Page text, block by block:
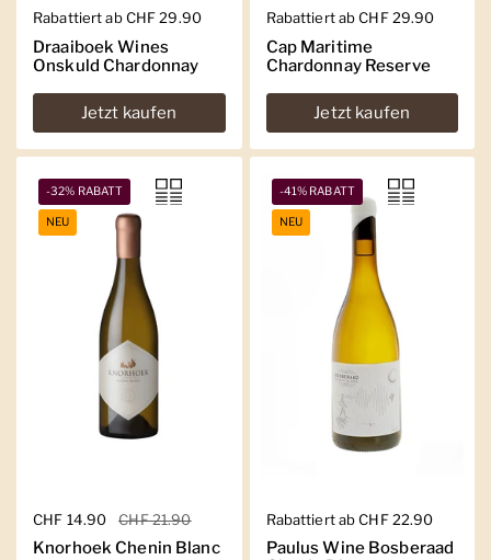
Regulärer Preis
Rabattiert ab CHF 29.90
Draaiboek Wines
Onskuld Chardonnay
Jetzt kaufen
Regulärer Preis
Rabattiert ab CHF 29.90
Cap Maritime
Chardonnay Reserve
Jetzt kaufen
Regulärer Preis
CHF 14.90 Sale-Preis
CHF 21.90
Knorhoek Chenin Blanc
-32% RABATT
NEU
Regulärer Preis
Rabattiert ab CHF 22.90
Paulus Wine Bosberaad
-41% RABATT
NEU